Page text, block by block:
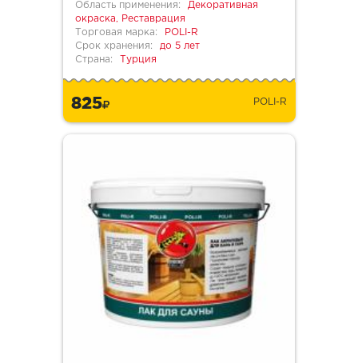
Область применения:
Декоративная
окраска, Реставрация
Торговая марка:
POLI-R
Срок хранения:
до 5 лет
Страна:
Турция
825 POLI-R